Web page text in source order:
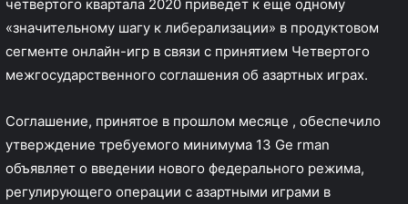
четвертого квартала 2020 приведет к еще одному
«значительному шагу к либерализации» в продуктовом
сегменте онлайн-игр в связи с принятием Четвертого
межгосударственного соглашения об азартных играх.
Соглашение, принятое в прошлом месяце , обеспечило
утверждение требуемого минимума 13 Ge rman
объявляет о введении нового федерального режима,
регулирующего операции с азартными играми в